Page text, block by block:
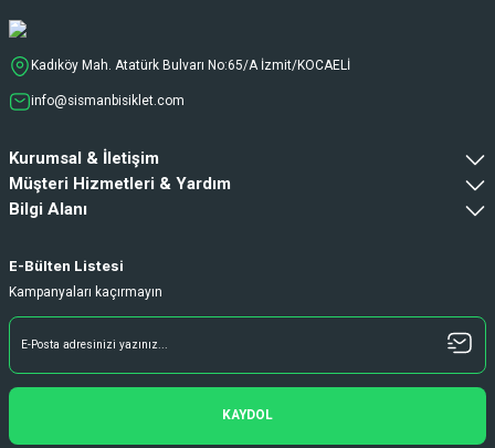
Kadıköy Mah. Atatürk Bulvarı No:65/A İzmit/KOCAELİ
info@sismanbisiklet.com
Kurumsal & İletişim
Müşteri Hizmetleri & Yardım
Bilgi Alanı
E-Bülten Listesi
Kampanyaları kaçırmayın
KAYDOL